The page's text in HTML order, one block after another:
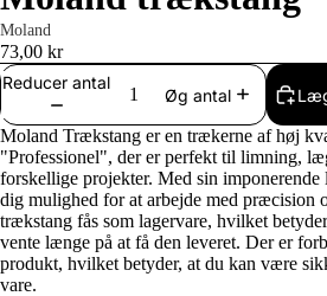
Moland
73,00 kr
Reducer antal
Øg antal
Moland Trækstang er en trækerne af høj
"Professionel", der er perfekt til limning,
forskellige projekter. Med sin
dig mulighed for at arbejde med præcision
trækstang fås som lagervare, hvilket
vente længe på at få den leveret. Der er
produkt, hvilket betyder, at du kan være
vare.